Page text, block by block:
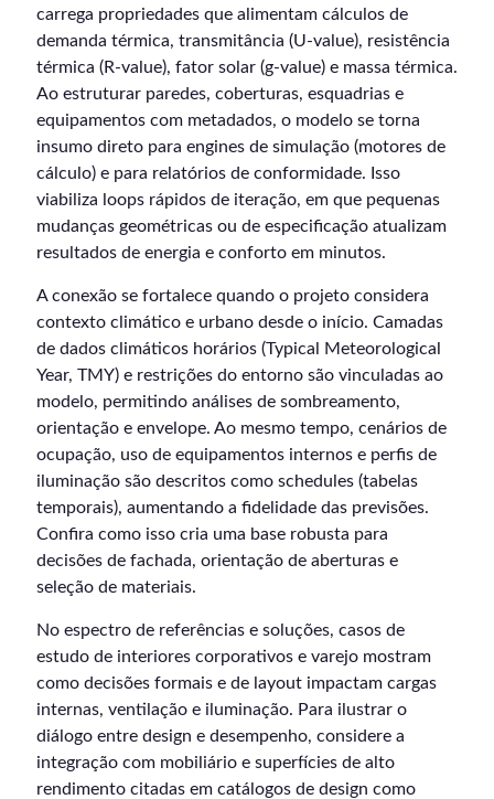
carrega propriedades que alimentam cálculos de
demanda térmica, transmitância (U-value), resistência
térmica (R-value), fator solar (g-value) e massa térmica.
Ao estruturar paredes, coberturas, esquadrias e
equipamentos com metadados, o modelo se torna
insumo direto para engines de simulação (motores de
cálculo) e para relatórios de conformidade. Isso
viabiliza loops rápidos de iteração, em que pequenas
mudanças geométricas ou de especificação atualizam
resultados de energia e conforto em minutos.
A conexão se fortalece quando o projeto considera
contexto climático e urbano desde o início. Camadas
de dados climáticos horários (Typical Meteorological
Year, TMY) e restrições do entorno são vinculadas ao
modelo, permitindo análises de sombreamento,
orientação e envelope. Ao mesmo tempo, cenários de
ocupação, uso de equipamentos internos e perfis de
iluminação são descritos como schedules (tabelas
temporais), aumentando a fidelidade das previsões.
Confira como isso cria uma base robusta para
decisões de fachada, orientação de aberturas e
seleção de materiais.
No espectro de referências e soluções, casos de
estudo de interiores corporativos e varejo mostram
como decisões formais e de layout impactam cargas
internas, ventilação e iluminação. Para ilustrar o
diálogo entre design e desempenho, considere a
integração com mobiliário e superfícies de alto
rendimento citadas em catálogos de design como